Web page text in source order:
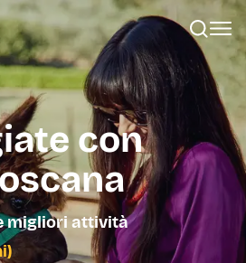
con
migliori attività